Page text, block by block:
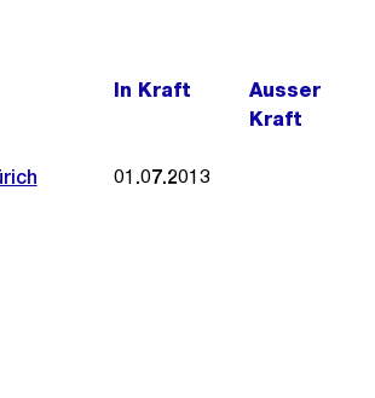
In Kraft
Ausser
Kraft
01.07.2013